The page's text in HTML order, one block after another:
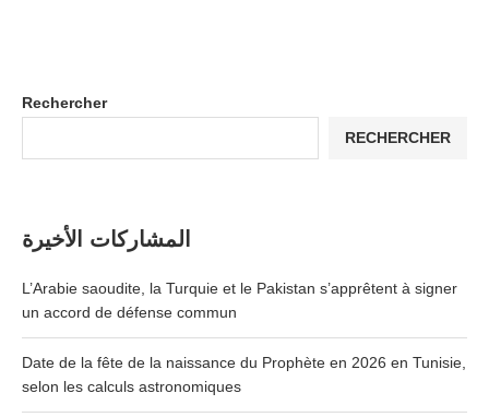
Rechercher
RECHERCHER
المشاركات الأخيرة
L’Arabie saoudite, la Turquie et le Pakistan s’apprêtent à signer
un accord de défense commun
Date de la fête de la naissance du Prophète en 2026 en Tunisie,
selon les calculs astronomiques